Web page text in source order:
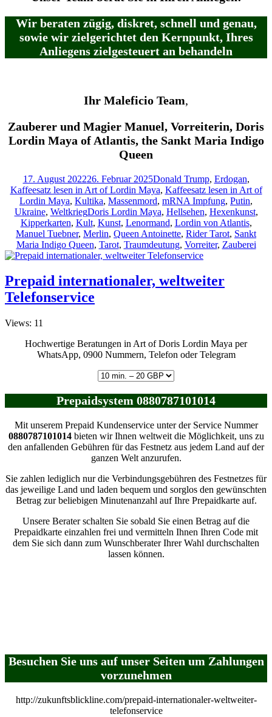
Wir beraten zügig, diskret, schnell und genau,
sowie wir zielgerichtet den Kernpunkt, Ihres
Anliegens zielgesteuert an behandeln
Ihr Maleficio Team,
Zauberer und Magier Manuel, Vorreiterin, Doris
Lordin Maya of Atlantis, the Sankt Maria Indigo
Queen
Veröffentlicht
am
17. August 202226. Februar 2025Kategorien
Donald Trump, Erdogan,
Kaffeesatz lesen in Art of Lordin Maya, Kaffeesatz lesen in Art of
Lordin Maya, Kultika, Massenmord, mRNA Impfung, Putin,
Ukraine, WeltkriegSchlagwörter
Doris Lordin Maya, Hellsehen, Hexenkunst,
Kipperkarten, Kult, Kunst, Lenormand, Lordin von Atlantis,
Manuel Tuebner, Merlin, Queen Antoinette, Rider Tarot, Sankt
Maria Indigo Queen, Tarot, Traumdeutung, Vorreiter, Zauberei
Prepaid internationaler, weltweiter
Telefonservice
Views: 11
Hochwertige Beratungen in Art of Doris Lordin Maya per
WhatsApp, 0900 Nummern, Telefon oder Telegram
Prepaidsystem 0880787101014
Mit unserem Prepaid Kundenservice unter der Service Nummer
0880787101014bieten wir Ihnen weltweit die Möglichkeit, uns zu
den anfallenden Gebühren für das Festnetz aus jedem Land auf der
ganzen Welt anzurufen.
Sie zahlen lediglich nur die Verbindungsgebühren des Festnetzes für
das jeweilige Land und laden bequem und sorglos den gewünschten
Betrag zur beliebigen Minutenanzahl auf Ihre Prepaidkarte auf.
Unsere Berater schalten Sie sobald Sie einen Betrag auf die
Prepaidkarte einzahlen frei und vermitteln Ihnen Ihren Code mit
dem Sie sich dann zum Wunschberater Ihrer Wahl durchschalten
lassen können.
Besuchen Sie uns auf unser Seiten um Zahlungen
vorzunehmen
http://zukunftsblickline.com/prepaid-internationaler-weltweiter-
telefonservice